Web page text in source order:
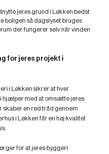
jeres grund i Løkken bedst
boligen så dagslyset bruges
der fungerer selv når vinden
for jeres projekt i
i Løkken sikrer at hver
hjælper med at omsætte jeres
en rød tråd gennem
i Løkken får en høj kvalitet
for at jeres byggeri